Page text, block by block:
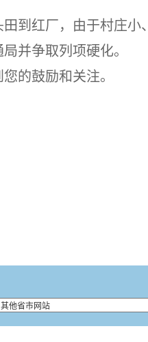
到红厂，由于村庄小、
并争取列项硬化。
的鼓励和关注。